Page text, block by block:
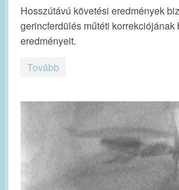
Hosszútávú követési eredmények
gerincferdülés műtéti korrekciójának
eredményeit.
Tovább